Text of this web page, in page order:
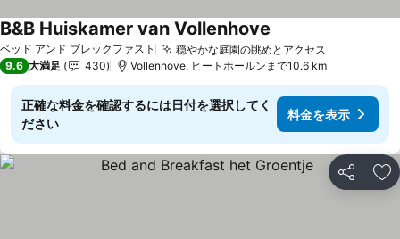
ベッド アンド ブレックファスト 穏やかな庭園の眺めとアクセス
B&B Huiskamer van Vollenhove
9.6 大満足 430 Vollenhove, ヒートホールンまで10.6 km
正確な料金を確認するには日付を選択してく
ださい
料金を表示
シェア お